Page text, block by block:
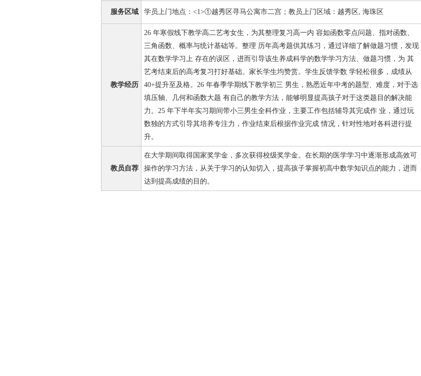
服务区域 学员上门地点：<1>①越秀区寻马公寓市二宫 ；教员上门区域：越秀区, 海珠区
教学经历
26 年寒假线下教学高二艺考女生，为其整理复习高一内 容如函数零点问题、指对函数、
三角函数、概率与统计基础等。整理 历年高考题供其练习，通过详细了解做题习惯，发现
其在数学学习上 存在的误区，进而引导该生养成科学的数学学习方法、做题习惯，为 其
艺考结束后的高考复习打好基础。家长学生均赞赏。学生反馈学数 学轻松很多，成绩从
40+提升至及格。26 年春季学期线下教学初三 男生，熟悉近年中考的题型、难度，对于选
填压轴、几何和函数大题 有自己的教学方法，能够明显提高孩子对于这类题目的解决能
力。25 年下半年实习期间带小三男生全科作业，主要工作包括辅导其完成作 业，通过玩
数独的方式引导其培养专注力，作业结束后根据作业完成 情况，针对性地对各科进行提
升。
教员自荐
在大学期间取得国家奖学金，多次获得校级奖学金。在长期的医学学习中逐渐形成高效可
操作的学习方法，从关于学习的认知切入，提高孩子掌握初高中数学知识点的能力，进而
达到提高成绩的目的。